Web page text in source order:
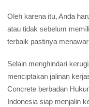
Oleh karena itu, Anda
atau tidak sebelum
terbaik pastinya
Selain menghindari
menciptakan jalinan
Concrete berbadan
Indonesia siap menjalin